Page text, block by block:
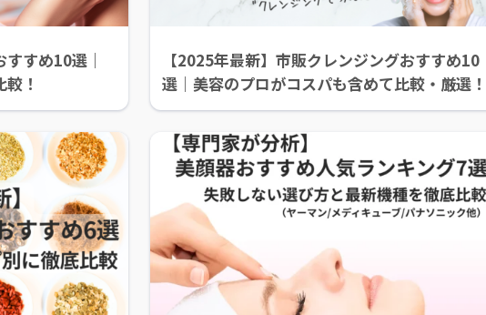
すすめ10選｜
！
【2025年最新】市販クレンジングおすすめ10
選｜美容のプロがコスパも含めて比較・厳選！